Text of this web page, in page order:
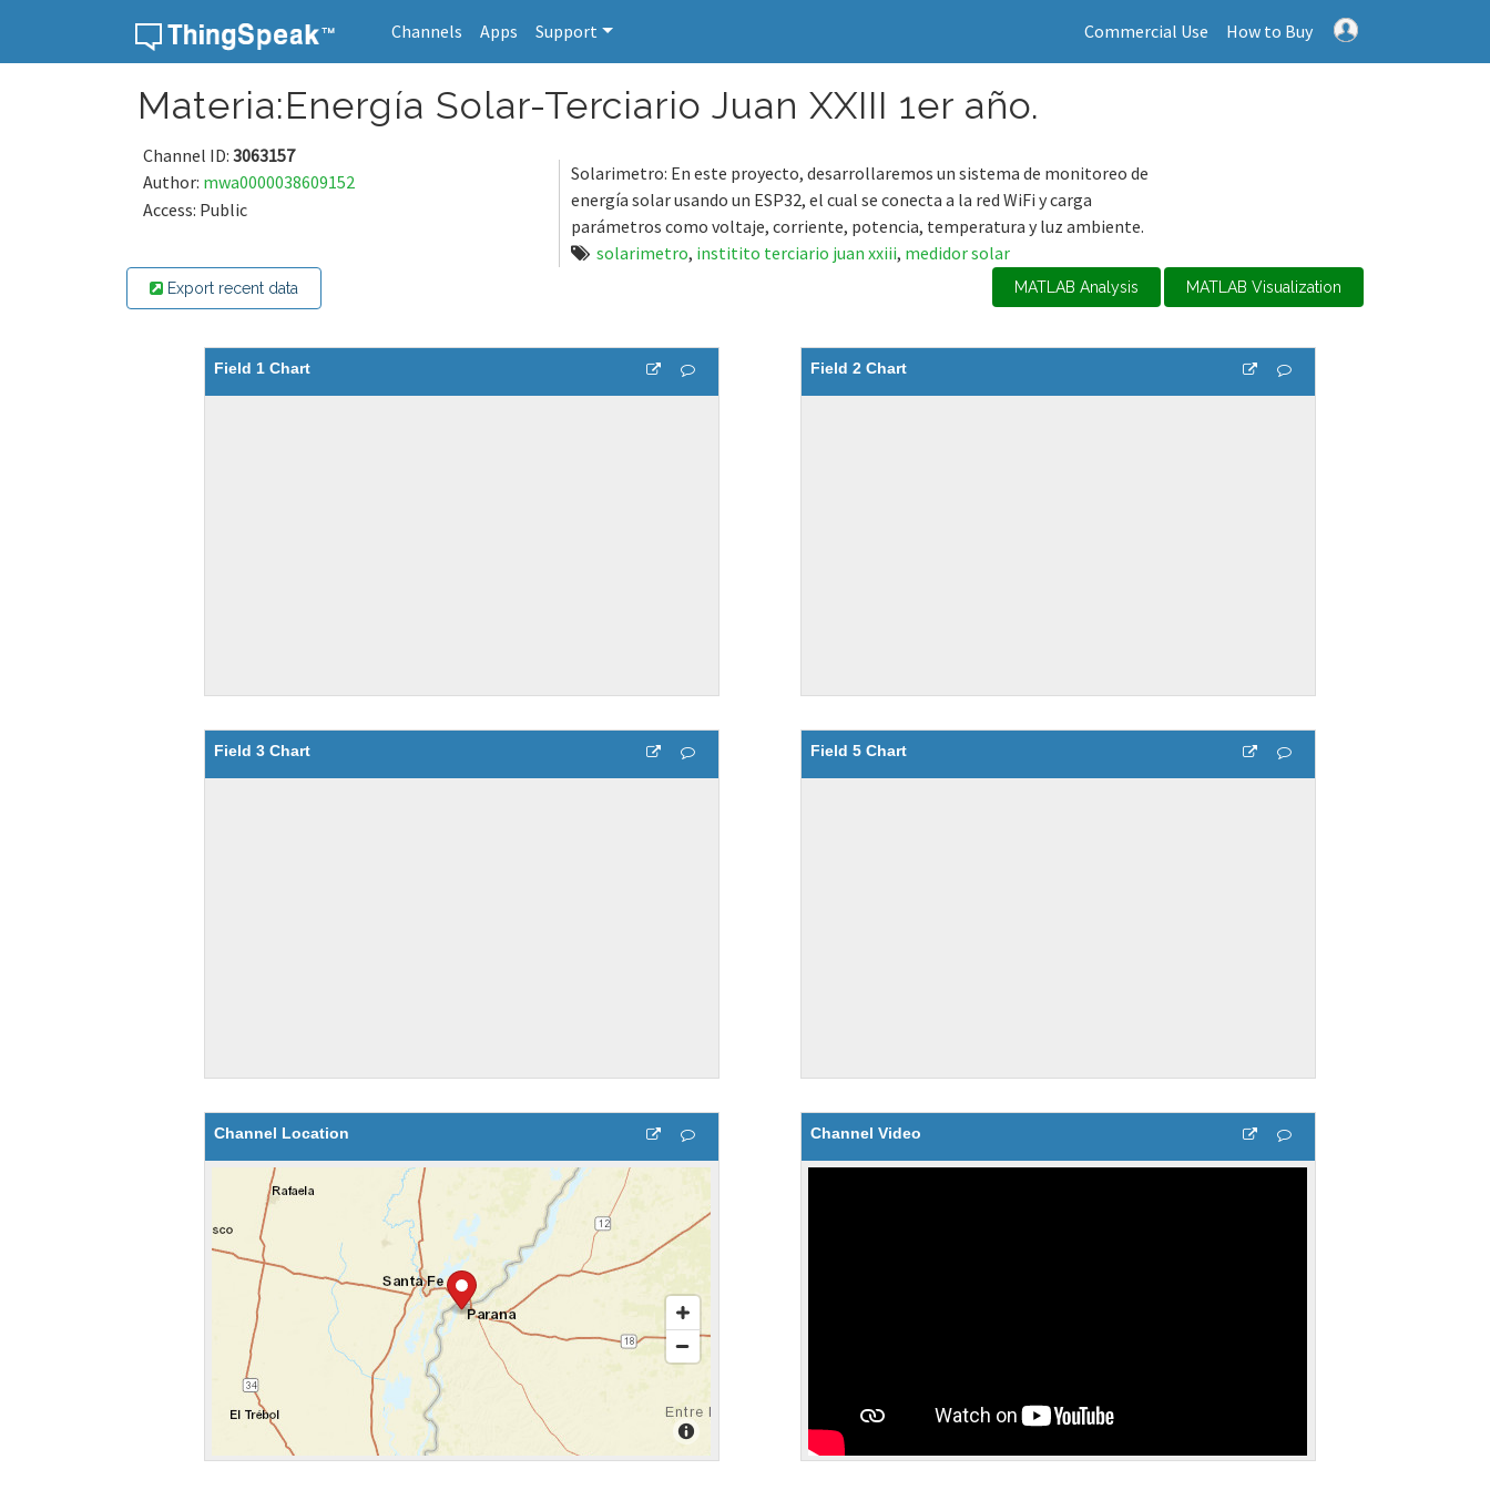
Channels Apps Support Commercial Use How to Buy
Materia:Energía Solar-Terciario Juan XXIII 1er año.
Channel ID: 3063157
Author: mwa0000038609152
Access: Public
Solarimetro: En este proyecto, desarrollaremos un sistema de monitoreo de
energía solar usando un ESP32, el cual se conecta a la red WiFi y carga
parámetros como voltaje, corriente, potencia, temperatura y luz ambiente.
solarimetro, institito terciario juan xxiii, medidor solar
Export recent data MATLAB Analysis MATLAB Visualization
Field 1 Chart Field 2 Chart
Field 3 Chart Field 5 Chart
Channel Location Channel Video